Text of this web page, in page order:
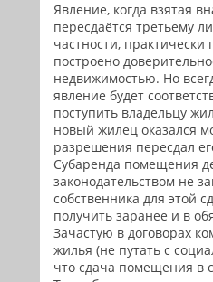
Явление, когда взятая
пересдаётся третьему
частности,
построено
недвижимостью. Но
явление будет
поступить владельцу
новый жилец оказался
разрешения пересдал
Субаренда помещения
законодательством не
собственника для этой
получить заранее и в
Зачастую в договорах
жилья (не путать с
что сдача помещения в